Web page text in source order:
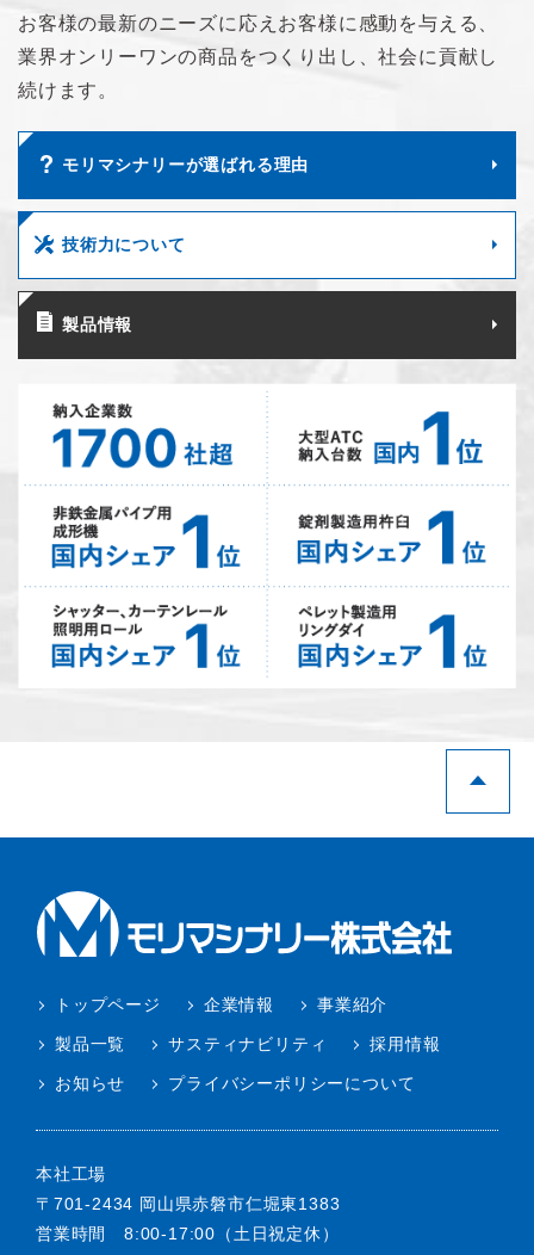
お客様の最新のニーズに応え お客様に感動を与える、
業界オンリーワンの商品をつくり出し、社会に貢献し
続けます。
モリマシナリーが選ばれる理由
技術力について
製品情報
トップページ 企業情報 事業紹介
製品一覧 サスティナビリティ 採用情報
お知らせ プライバシーポリシーについて
本社工場
〒701-2434 岡山県赤磐市仁堀東1383
営業時間 8:00-17:00（土日祝定休）